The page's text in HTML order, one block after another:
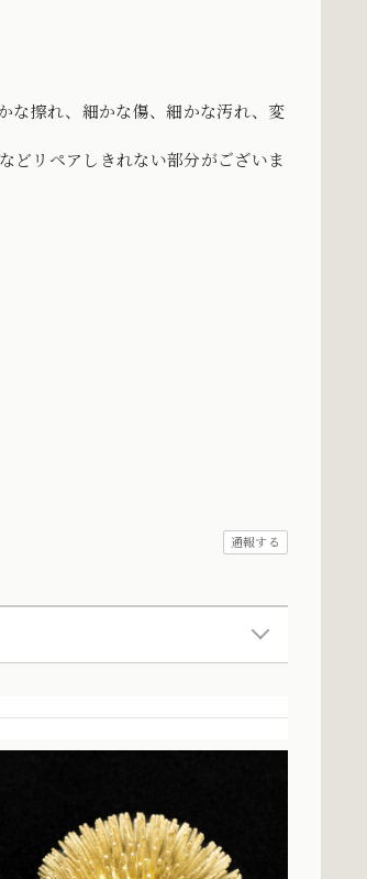
な擦れ、細かな傷、細かな汚れ、変
どリペアしきれない部分がございま
通報する